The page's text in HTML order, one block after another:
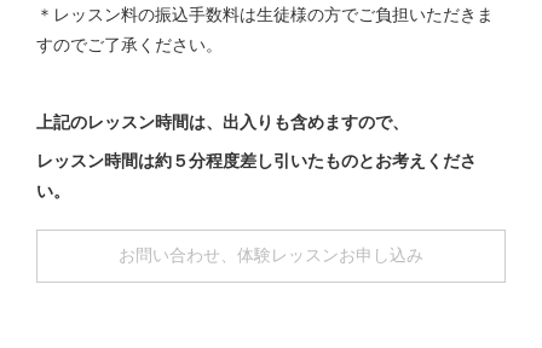
＊レッスン料の振込手数料は生徒様の方でご負担いただきま
すのでご了承ください。
上記のレッスン時間は、出入りも含めますので、
レッスン時間は約５分程度差し引いたものとお考えくださ
い。
お問い合わせ、体験レッスンお申し込み